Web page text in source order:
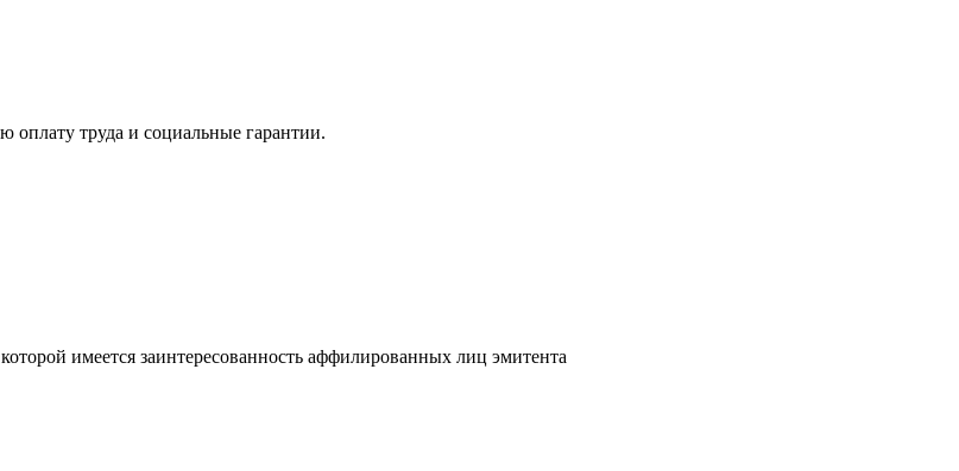
труда и социальные гарантии.
имеется заинтересованность аффилированных лиц эмитента